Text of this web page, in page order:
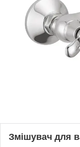
Змішувач для